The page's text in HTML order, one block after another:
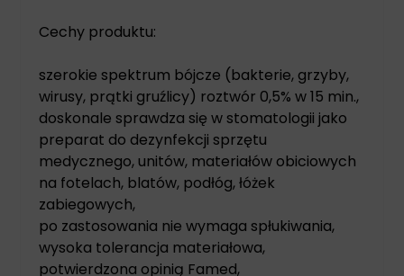
Cechy produktu:
szerokie spektrum bójcze (bakterie, grzyby,
wirusy, prątki gruźlicy) roztwór 0,5% w 15 min.,
doskonale sprawdza się w stomatologii jako
preparat do dezynfekcji sprzętu
medycznego, unitów, materiałów obiciowych
na fotelach, blatów, podłóg, łóżek
zabiegowych,
po zastosowania nie wymaga spłukiwania,
wysoka tolerancja materiałowa,
potwierdzona opinią Famed,